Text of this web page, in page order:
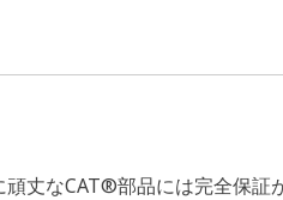
丈なCAT®部品には完全保